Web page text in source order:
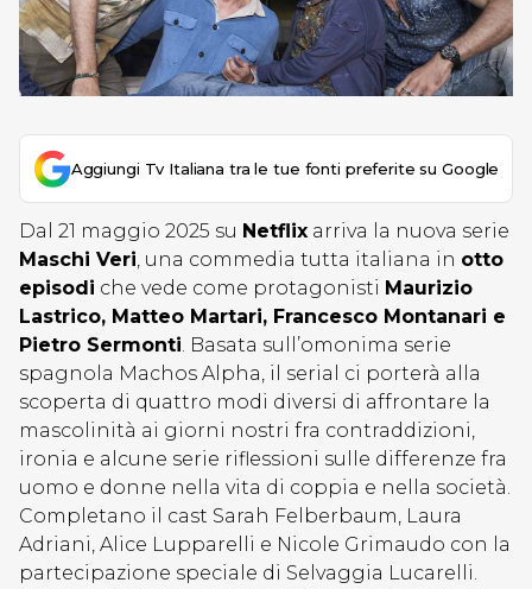
Aggiungi Tv Italiana tra le tue fonti preferite su Google
Dal 21 maggio 2025 su Netflix arriva la nuova serie
Maschi Veri, una commedia tutta italiana in otto
episodi che vede come protagonisti Maurizio
Lastrico, Matteo Martari, Francesco Montanari e
Pietro Sermonti. Basata sull’omonima serie
spagnola Machos Alpha, il serial ci porterà alla
scoperta di quattro modi diversi di affrontare la
mascolinità ai giorni nostri fra contraddizioni,
ironia e alcune serie riflessioni sulle differenze fra
uomo e donne nella vita di coppia e nella società.
Completano il cast Sarah Felberbaum, Laura
Adriani, Alice Lupparelli e Nicole Grimaudo con la
partecipazione speciale di Selvaggia Lucarelli.